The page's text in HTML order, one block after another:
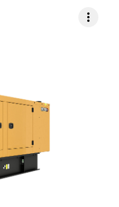
more_vert